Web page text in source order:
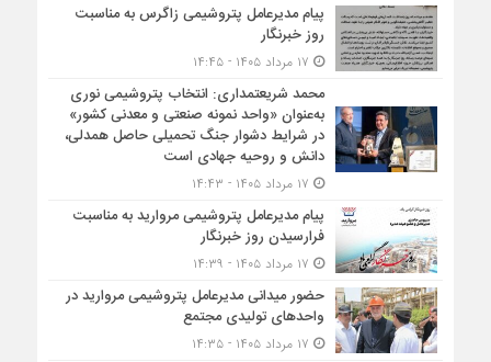
پیام مدیرعامل پتروشیمی زاگرس به مناسبت
روز خبرنگار
محمد شریعتمداری: انتخاب پتروشیمی نوری
به‌عنوان «واحد نمونه صنعتی و معدنی کشور»
در شرایط دشوار جنگ تحمیلی حاصل همدلی،
دانش و روحیه جهادی است
پیام مدیرعامل پتروشیمی مروارید به مناسبت
فرارسیدن روز خبرنگار
حضور میدانی مدیرعامل پتروشیمی مروارید در
واحدهای تولیدی مجتمع